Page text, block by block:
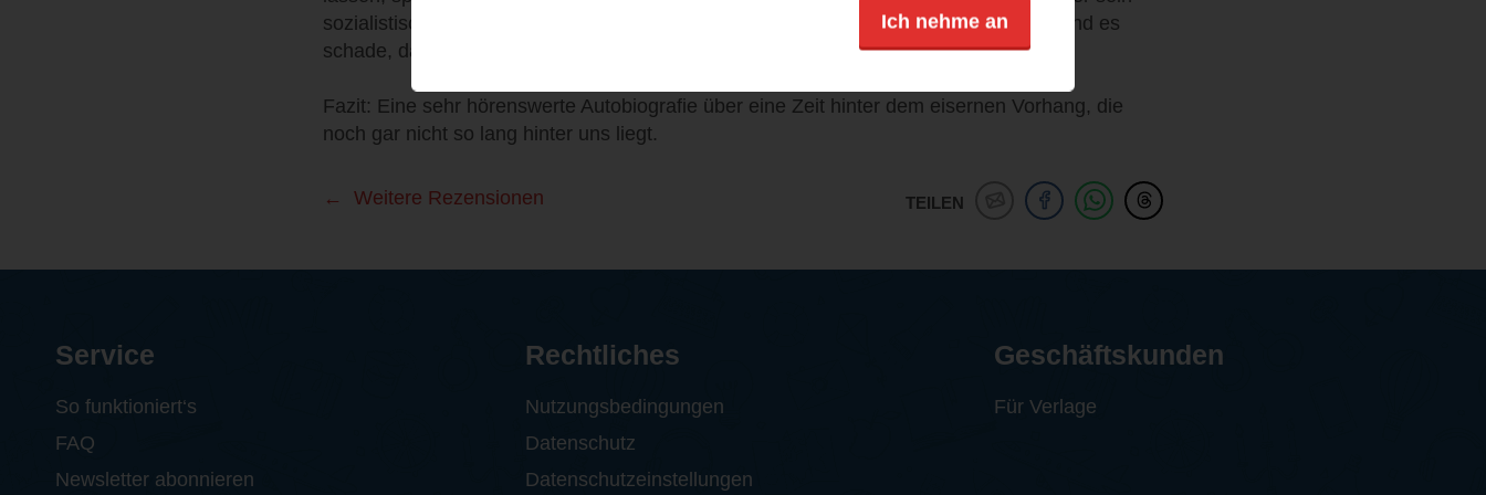
sozialistisches Heimatland und seinen Werdegang zum Schauspieler erfahren und fand es
schade, dass sein Buch mit seiner Auswanderung nach Deutschland 1989 endete.
Fazit: Eine sehr hörenswerte Autobiografie über eine Zeit hinter dem eisernen Vorhang, die
noch gar nicht so lang hinter uns liegt.
TEILEN
Weitere Rezensionen
Ich nehme an
Service
So funktioniert‘s
FAQ
Newsletter abonnieren
Rechtliches
Nutzungsbedingungen
Datenschutz
Datenschutzeinstellungen
Geschäftskunden
Für Verlage